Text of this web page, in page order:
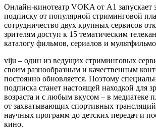
Онлайн-кинотеатр VOKA от А1 запускает
подписку от популярной стриминговой
сотрудничество двух крупных сервисов
зрителям доступ к 15 тематическим
каталогу фильмов, сериалов и
viju – один из ведущих стриминговых
своим разнообразным и качественным
постоянно обновляется. Поэтому
подписка станет настоящей находкой для
возраста и с любым вкусом – в медиатеке
от захватывающих спортивных
научных программ до детских передач и
кино.